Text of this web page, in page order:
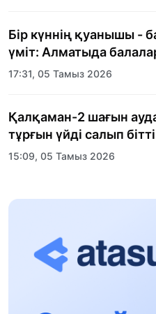
Бір күннің қуанышы -
үміт: Алматыда
тәрбиеленушілеріне
17:31, 05 Тамыз 2026
Қалқаман-2 шағын
тұрғын үйді салып бітті
15:09, 05 Тамыз 2026
Scopus-қа мақала,
00:21, 01 Тамыз 2026